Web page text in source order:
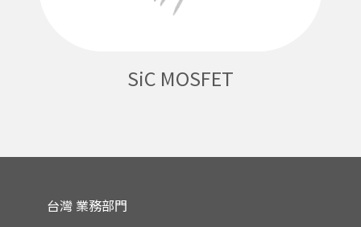
SiC MOSFET
台灣 業務部門